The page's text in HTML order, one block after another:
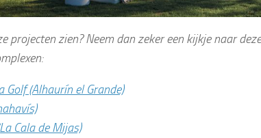
projecten zien? Neem dan zeker een kijkje naar deze
Golf (Alhaurín el Grande)
Cala de Mijas)